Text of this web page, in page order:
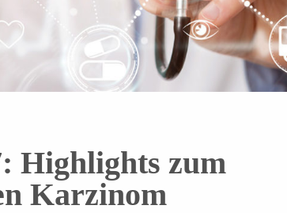
Highlights zum
Karzinom